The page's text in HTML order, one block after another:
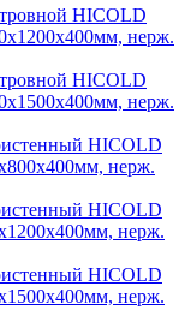
HICOLD
нерж.
HICOLD
нерж.
HICOLD
нерж.
HICOLD
нерж.
HICOLD
нерж.